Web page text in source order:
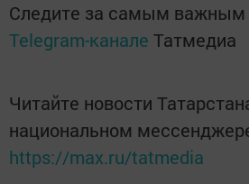
Следите за самым важным
Telegram-канале Татмедиа
Читайте новости
национальном
https://max.ru/tatmedia